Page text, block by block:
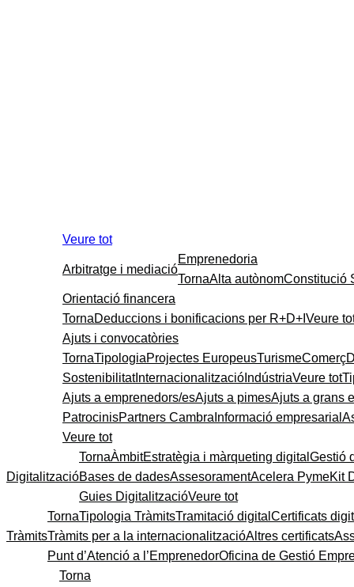
Veure tot
Arbitratge i mediació
Emprenedoria
TornaAlta autònomConstitució
Orientació financera
TornaDeduccions i bonificacions per R+D+I Veure
Ajuts i convocatòries
TornaTipologiaProjectes EuropeusTurismeComerç
SostenibilitatInternacionalització IndústriaVeure tot
Ajuts a emprenedors/esAjuts a pimesAjuts a grans
PatrocinisPartners Cambra Informació empresarial
Veure tot
Digitalització
TornaÀmbitEstratègia i màrqueting digital Gestió
Bases de dadesAssesoramentAcelera PymeKit
Guies DigitalitzacióVeure tot
Tràmits
TornaTipologia TràmitsTramitació digital Certificats
Tràmits per a la internacionalitzacióAltres certificats
Punt d’Atenció a l’EmprenedorOficina de Gestió
Torna